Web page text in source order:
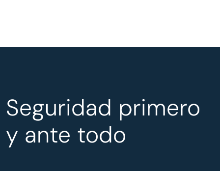
Seguridad primero
y ante todo